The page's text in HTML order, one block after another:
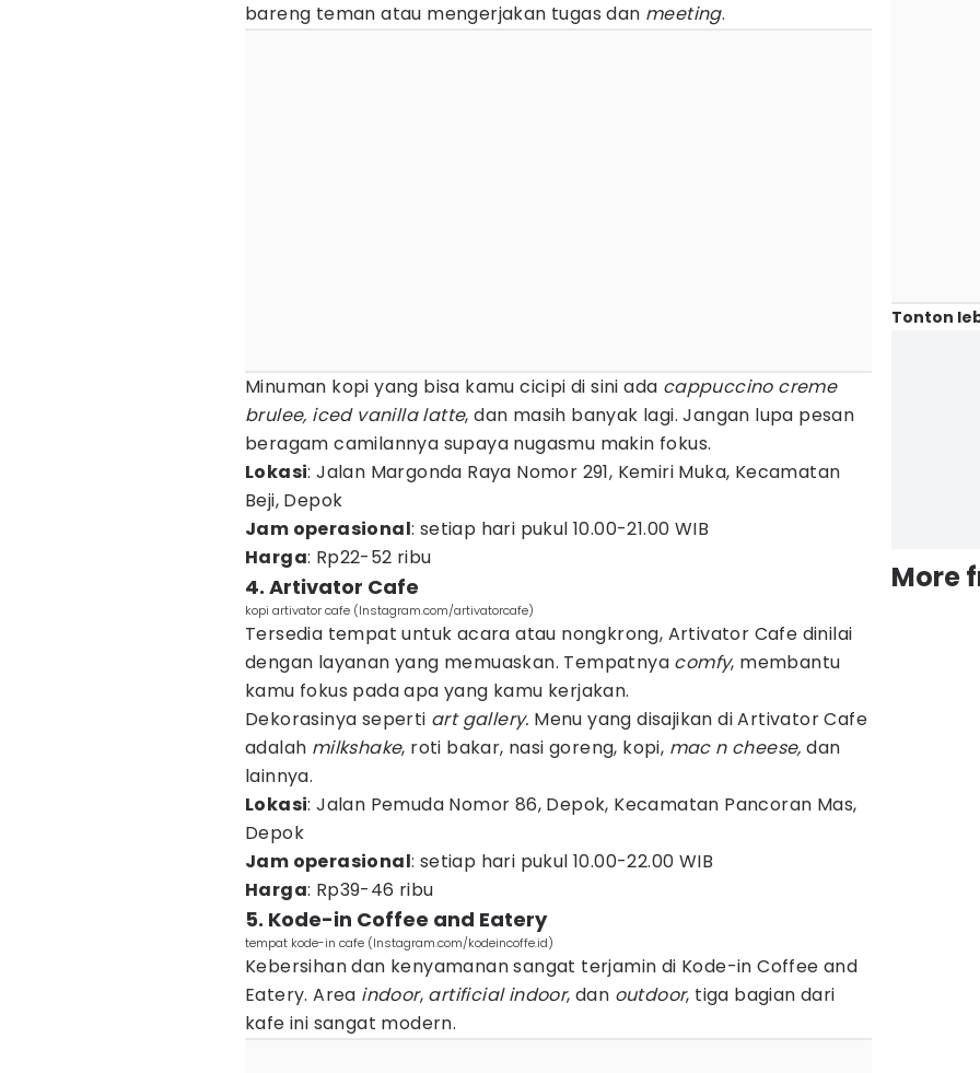
bareng teman atau mengerjakan tugas dan meeting.
Minuman kopi yang bisa kamu cicipi di sini ada cappuccino creme
brulee, iced vanilla latte, dan masih banyak lagi. Jangan lupa pesan
beragam camilannya supaya nugasmu makin fokus.
Lokasi: Jalan Margonda Raya Nomor 291, Kemiri Muka, Kecamatan
Beji, Depok
Jam operasional: setiap hari pukul 10.00-21.00 WIB
Harga: Rp22-52 ribu
4. Artivator Cafe
kopi artivator cafe (Instagram.com/artivatorcafe)
Tersedia tempat untuk acara atau nongkrong, Artivator Cafe dinilai
dengan layanan yang memuaskan. Tempatnya comfy, membantu
kamu fokus pada apa yang kamu kerjakan.
Dekorasinya seperti art gallery. Menu yang disajikan di Artivator Cafe
adalah milkshake, roti bakar, nasi goreng, kopi, mac n cheese, dan
lainnya.
Lokasi: Jalan Pemuda Nomor 86, Depok, Kecamatan Pancoran Mas,
Depok
Jam operasional: setiap hari pukul 10.00-22.00 WIB
Harga: Rp39-46 ribu
5. Kode-in Coffee and Eatery
tempat kode-in cafe (Instagram.com/kodeincoffe.id)
Kebersihan dan kenyamanan sangat terjamin di Kode-in Coffee and
Eatery. Area indoor, artificial indoor, dan outdoor, tiga bagian dari
kafe ini sangat modern.
Tonton
More